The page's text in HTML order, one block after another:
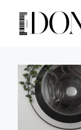
contenuto